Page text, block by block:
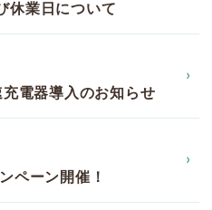
休業日について
電器導入のお知らせ
ペーン開催！